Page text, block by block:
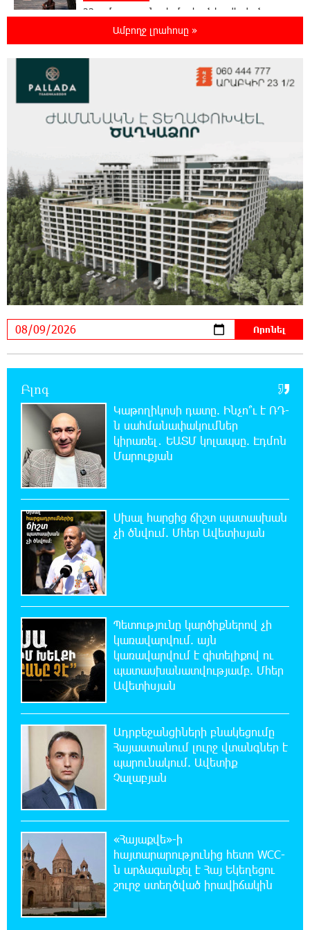
23-ամյա ուսանողի մշակած հավելվածը
հարավկորեական App Store-ում շրջանցել է
ուկրաինական 360 անօդաչու թռչող սարք
Օգոստոսի 10-ին, 11-ին, 12-ին, 13-ին, 14-ին,
17-ին, 18-ին և 20-ին հարյուրավոր
հասցեներում լույս չի լինելու
23:01:57 8-08-2026
Ողբերգական դեպք՝ Երևանում․ Կիևյան
կամրջի տակ հայտնաբերվել է տղամարդու
մարմին
22:43:21 8-08-2026
Ադրբեջանի Սարով գյուղում տանը 18-ամյա
22:07:09 8-08-2026
Արտակարգ դեպք՝ Երևանում․ կոտրել են
«Հույս բոլոր մարդկանց» հիմնադրամի
շենքի պատուհաններն ու դռները
21:48:41 8-08-2026
Ալիևն ու Թրամփը հեռախոսազրույց են
ունեցել
21:29:45 8-08-2026
«Ինտեր»-ը հաղթեց «Յուվենտուս»-ին
21:10:46 8-08-2026
Քրեական վարույթի շրջանակում անձի
անձնական և ընտանեկան կյանքին առնչվող
տվյալների անհարկի հրապարակումն անթույլատրելի է.
ՄԻՊ
20:51:38 8-08-2026
Զելենսկին ու Վուչիչը քննարկել են
համագործակցությունն ընդլայնելու
հնարավորությունները
20:33:21 8-08-2026
Հրդեհի ահազանգ Սայաթ-Նովա
պողոտայում. շենքից տարհանվել է 5
բնակիչ
20:14:36 8-08-2026
Ճապոնական Յակիշիմե կերամիկայի
Ամբողջ լրահոսը »
Բլոգ
Կաթողիկոսի դատը. Ինչո՞ւ է ՌԴ-
ն սահմանափակումներ
կիրառել․ ԵԱՏՄ կոլապսը. Էդմոն
Մարուքյան
Սխալ հարցից ճիշտ պատասխան
չի ծնվում. Մհեր Ավետիսյան
Պետությունը կարծիքներով չի
կառավարվում. այն
կառավարվում է գիտելիքով ու
պատասխանատվությամբ. Մհեր
Ավետիսյան
Ադրբեջանցիների բնակեցումը
Հայաստանում լուրջ վտանգներ է
պարունակում. Ավետիք
Չալաբյան
«Հայաքվե»-ի
հայտարարությունից հետո WCC-
ն արձագանքել է Հայ Եկեղեցու
շուրջ ստեղծված իրավիճակին